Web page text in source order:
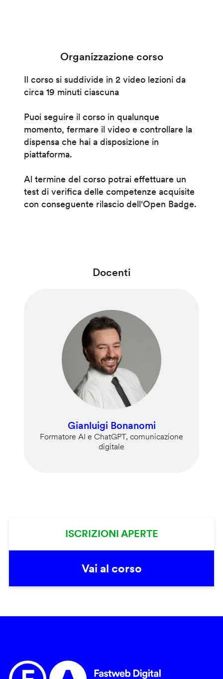
Organizzazione corso
Il corso si suddivide in 2 video lezioni da
circa 19 minuti ciascuna
Puoi seguire il corso in qualunque
momento, fermare il video e controllare la
dispensa che hai a disposizione in
piattaforma.
Al termine del corso potrai effettuare un
test di verifica delle competenze acquisite
con conseguente rilascio dell'Open Badge.
Docenti
Gianluigi Bonanomi
Formatore AI e ChatGPT, comunicazione
digitale
ISCRIZIONI APERTE
Vai al corso